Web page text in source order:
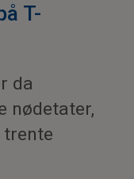
T-
da
nødetater,
trente